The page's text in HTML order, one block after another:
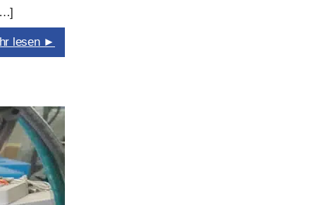
lesen ►